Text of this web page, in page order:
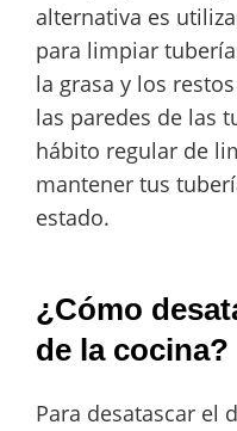
alternativa es
para limpiar
la grasa y los
las paredes de las
hábito regular de
mantener tus
estado.
¿Cómo
de la cocina?
Para desatascar el